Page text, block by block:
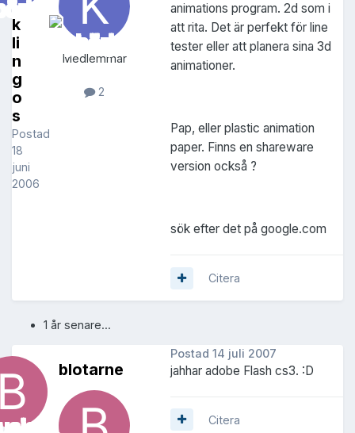
k
li
n
g
o
s
Postad
18
juni
2006
Medlemmar
2
animations program. 2d som i
att rita. Det är perfekt för line
tester eller att planera sina 3d
animationer.
Pap, eller plastic animation
paper. Finns en shareware
version också ?
sök efter det på google.com
Citera
1 år senare...
blotarne
Postad 14 juli 2007
jahhar adobe Flash cs3. :D
Citera